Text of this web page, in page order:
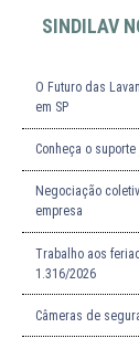
SINDILAV
O Futuro das
em SP
Conheça o
Negociação
empresa
Trabalho aos
1.316/2026
Câmeras de